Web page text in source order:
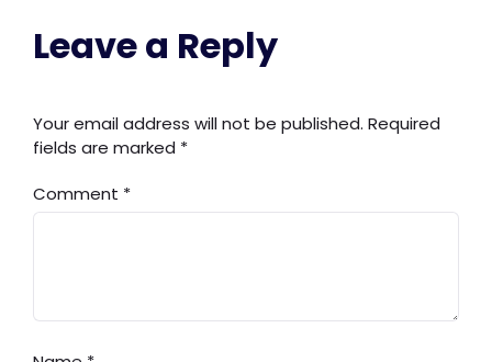
Leave a Reply
Your email address will not be published. Required
fields are marked *
Comment *